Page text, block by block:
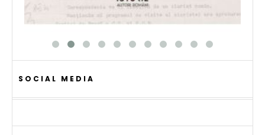
SOCIAL MEDIA